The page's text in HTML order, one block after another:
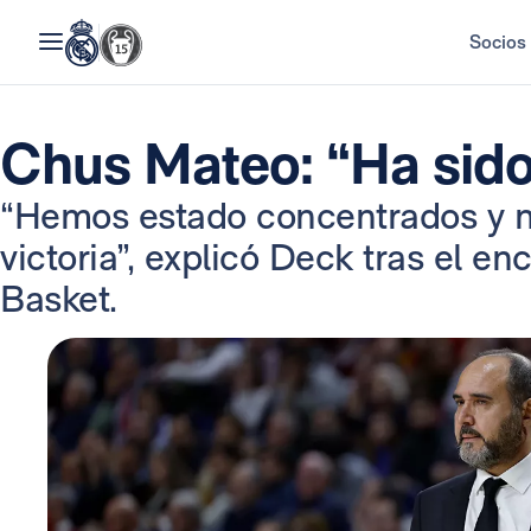
Socios
Chus Mateo: “Ha
“Hemos estado concentrados y
victoria”, explicó Deck tras el
Basket.